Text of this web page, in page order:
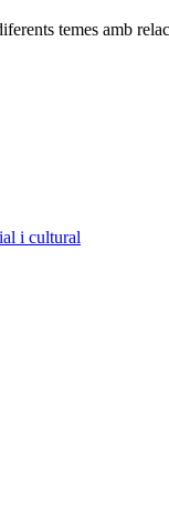
temes amb
i cultural